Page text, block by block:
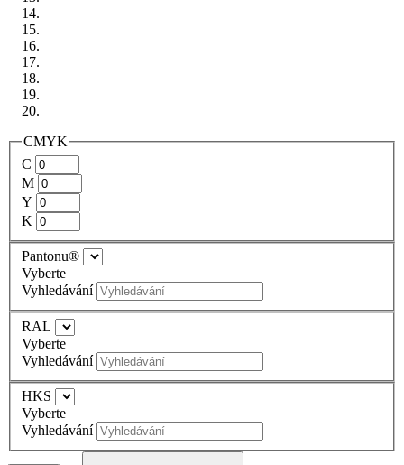
CMYK
C
M
Y
K
Pantonu®
Vyberte
Vyhledávání
RAL
Vyberte
Vyhledávání
HKS
Vyberte
Vyhledávání